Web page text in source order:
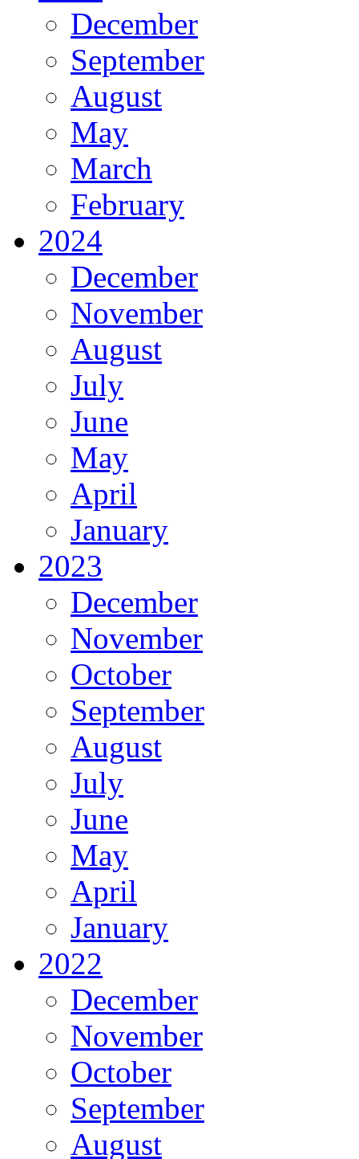
December
September
August
May
March
February
2024
December
November
August
July
June
May
April
January
2023
December
November
October
September
August
July
June
May
April
January
2022
December
November
October
September
August